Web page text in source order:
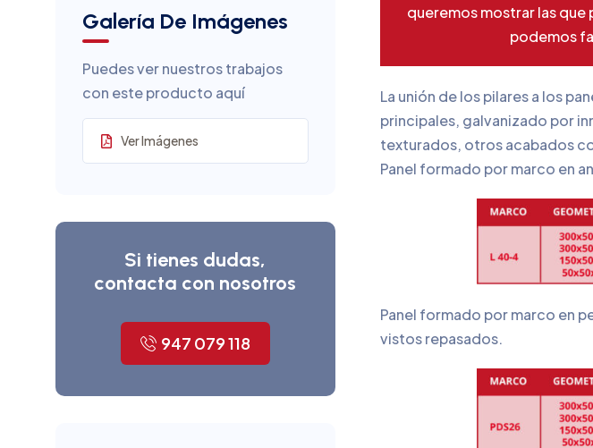
Galería De Imágenes
Puedes ver nuestros trabajos
con este producto aquí
Ver Imágenes
Si tienes dudas,
contacta con nosotros
947 079 118
queremos mostrar las
podemos
La unión de los pilares a los
principales, galvanizado por
texturados, otros acabados
Panel formado por marco en
Panel formado por marco en
vistos repasados.